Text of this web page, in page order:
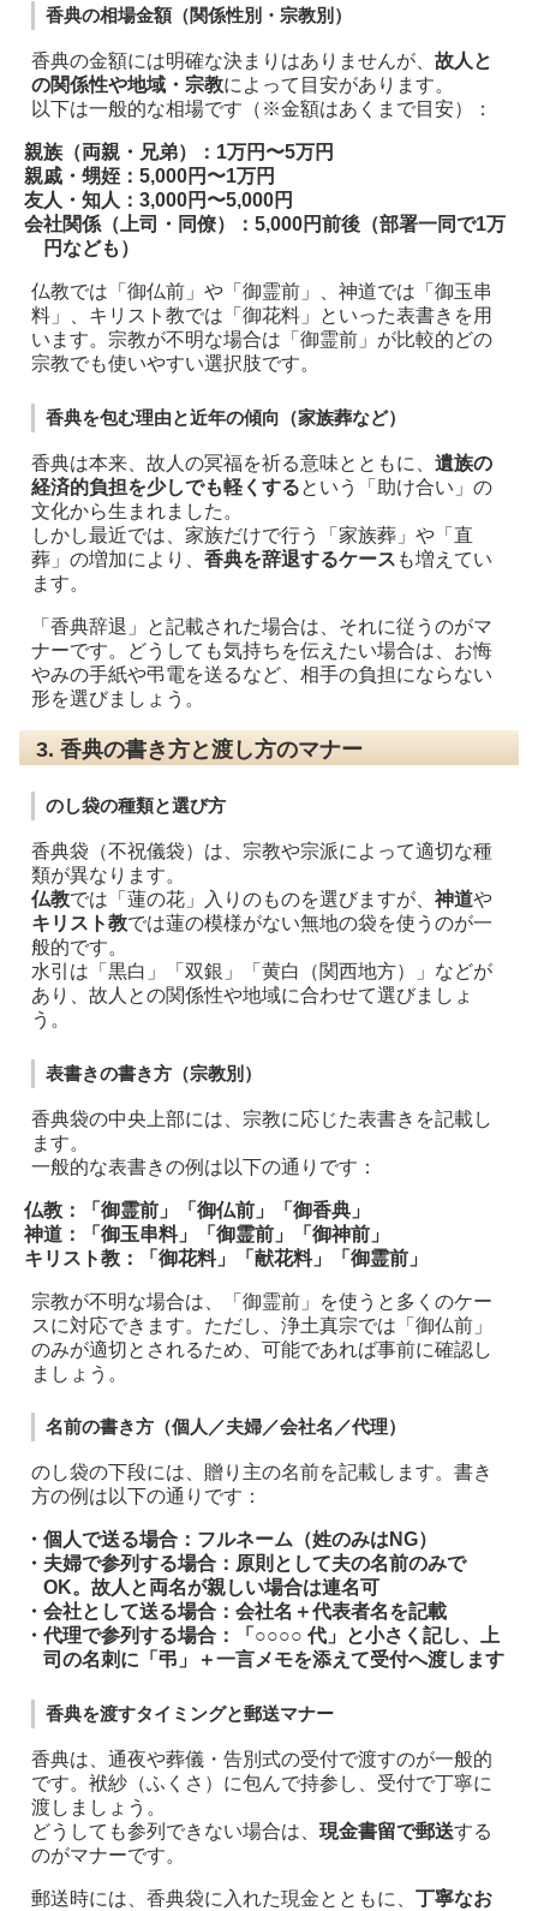
香典の相場金額（関係性別・宗教別）
香典の金額には明確な決まりはありませんが、 故人と
の関係性や地域・宗教によって目安があります。
以下は一般的な相場です（※金額はあくまで目安）：
親族（両親・兄弟）
：1万円〜5万円
親戚・甥姪 ：5,000円〜1万円
友人・知人 ：3,000円〜5,000円
会社関係（上司・同僚）
：5,000円前後（部署一同で1万
円なども）
仏教では「御仏前」や「御霊前」、神道では「御玉串
料」、キリスト教では「御花料」といった表書きを用
います。宗教が不明な場合は「御霊前」が比較的どの
宗教でも使いやすい選択肢です。
香典を包む理由と近年の傾向（家族葬など）
香典は本来、故人の冥福を祈る意味とともに、 遺族の
経済的負担を少しでも軽くするという「助け合い」の
文化から生まれました。
しかし最近では、家族だけで行う「家族葬」や「直
葬」の増加により、 香典を辞退するケース も増えてい
ます。
「香典辞退」と記載された場合は、それに従うのがマ
ナーです。どうしても気持ちを伝えたい場合は、お悔
やみの手紙や弔電を送るなど、相手の負担にならない
形を選びましょう。
3. 香典の書き方と渡し方のマナー
のし袋の種類と選び方
香典袋（不祝儀袋）は、宗教や宗派によって適切な種
類が異なります。
仏教では「蓮の花」入りのものを選びますが、 神道や
キリスト教では蓮の模様がない無地の袋を使うのが一
般的です。
水引は「黒白」「双銀」「黄白（関西地方）」などが
あり、故人との関係性や地域に合わせて選びましょ
う。
表書きの書き方（宗教別）
香典袋の中央上部には、宗教に応じた表書きを記載し
ます。
一般的な表書きの例は以下の通りです：
仏教：
「御霊前」「御仏前」「御香典」
神道：
「御玉串料」「御霊前」「御神前」
キリスト教：
「御花料」「献花料」「御霊前」
宗教が不明な場合は、「御霊前」を使うと多くのケー
スに対応できます。ただし、浄土真宗では「御仏前」
のみが適切とされるため、可能であれば事前に確認し
ましょう。
名前の書き方（個人／夫婦／会社名／代理）
のし袋の下段には、贈り主の名前を記載します。書き
方の例は以下の通りです：
・ 個人で送る場合： フルネーム（姓のみはNG）
・ 夫婦で参列する場合： 原則として夫の名前のみで
OK。故人と両名が親しい場合は連名可
・ 会社として送る場合： 会社名＋代表者名を記載
・ 代理で参列する場合：
「○○○○ 代」と小さく記し、上
司の名刺に「弔」＋一言メモを添えて受付へ渡します
香典を渡すタイミングと郵送マナー
香典は、通夜や葬儀・告別式の受付で渡すのが一般的
です。袱紗（ふくさ）に包んで持参し、受付で丁寧に
渡しましょう。
どうしても参列できない場合は、 現金書留で郵送する
のがマナーです。
郵送時には、香典袋に入れた現金とともに、 丁寧なお